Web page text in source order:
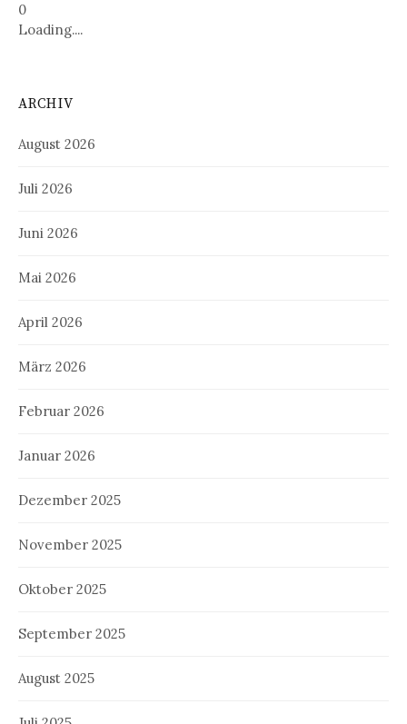
0
Loading....
ARCHIV
August 2026
Juli 2026
Juni 2026
Mai 2026
April 2026
März 2026
Februar 2026
Januar 2026
Dezember 2025
November 2025
Oktober 2025
September 2025
August 2025